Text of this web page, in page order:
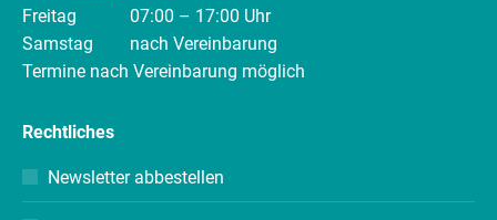
Freitag
07:00 – 17:00 Uhr
Samstag
nach Vereinbarung
Termine nach Vereinbarung möglich
Rechtliches
Newsletter abbestellen